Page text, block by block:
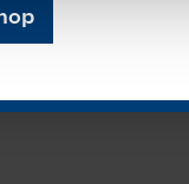
voorraad